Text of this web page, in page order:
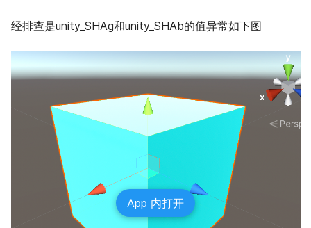
经排查是unity_SHAg和unity_SHAb的值异常如下图
App 内打开